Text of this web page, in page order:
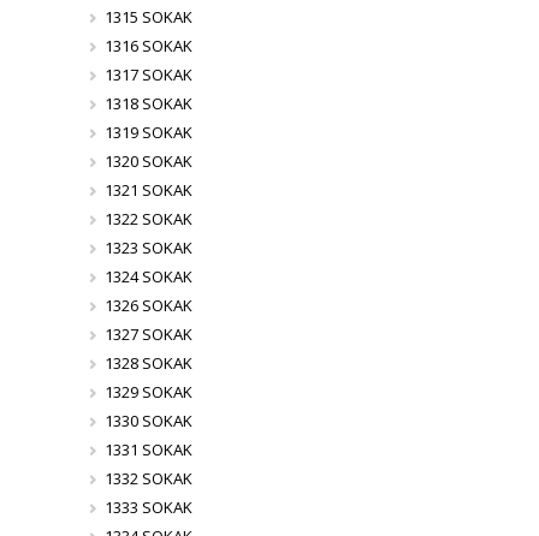
1315 SOKAK
1316 SOKAK
1317 SOKAK
1318 SOKAK
1319 SOKAK
1320 SOKAK
1321 SOKAK
1322 SOKAK
1323 SOKAK
1324 SOKAK
1326 SOKAK
1327 SOKAK
1328 SOKAK
1329 SOKAK
1330 SOKAK
1331 SOKAK
1332 SOKAK
1333 SOKAK